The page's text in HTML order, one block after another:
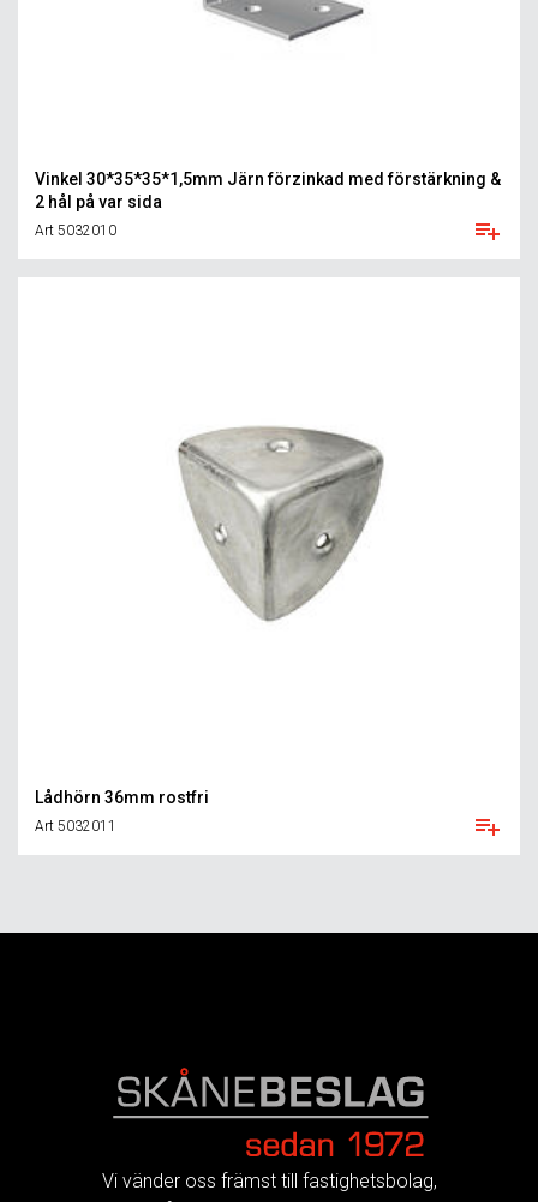
Vinkel 30*35*35*1,5mm Järn förzinkad med förstärkning &
2 hål på var sida
Art 5032010
Lådhörn 36mm rostfri
Art 5032011
Vi vänder oss främst till fastighetsbolag,